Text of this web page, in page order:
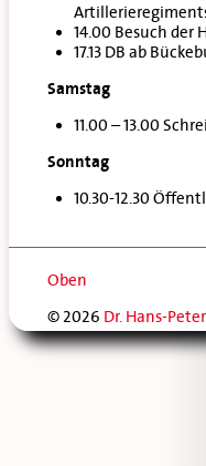
14.00 Besuch der
17.13 DB ab
Samstag
11.00 – 13.00
Sonntag
10.30-12.30
Oben
© 2026 Dr. Hans-